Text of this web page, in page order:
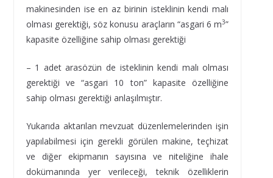
makinesinden ise en az birinin isteklinin kendi malı
olması gerektiği, söz konusu araçların “asgari 6 m3”
kapasite özelliğine sahip olması gerektiği
– 1 adet arasözün de isteklinin kendi malı olması
gerektiği ve “asgari 10 ton” kapasite özelliğine
sahip olması gerektiği anlaşılmıştır.
Yukarıda aktarılan mevzuat düzenlemelerinden işin
yapılabilmesi için gerekli görülen makine, teçhizat
ve diğer ekipmanın sayısına ve niteliğine ihale
dokümanında yer verileceği, teknik özelliklerin